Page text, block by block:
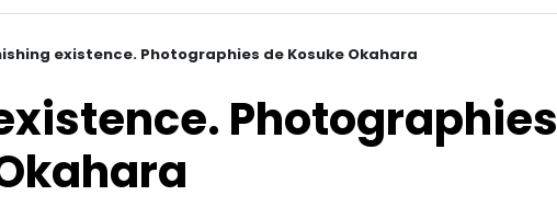
existence. Photographies de Kosuke Okahara
Photographies